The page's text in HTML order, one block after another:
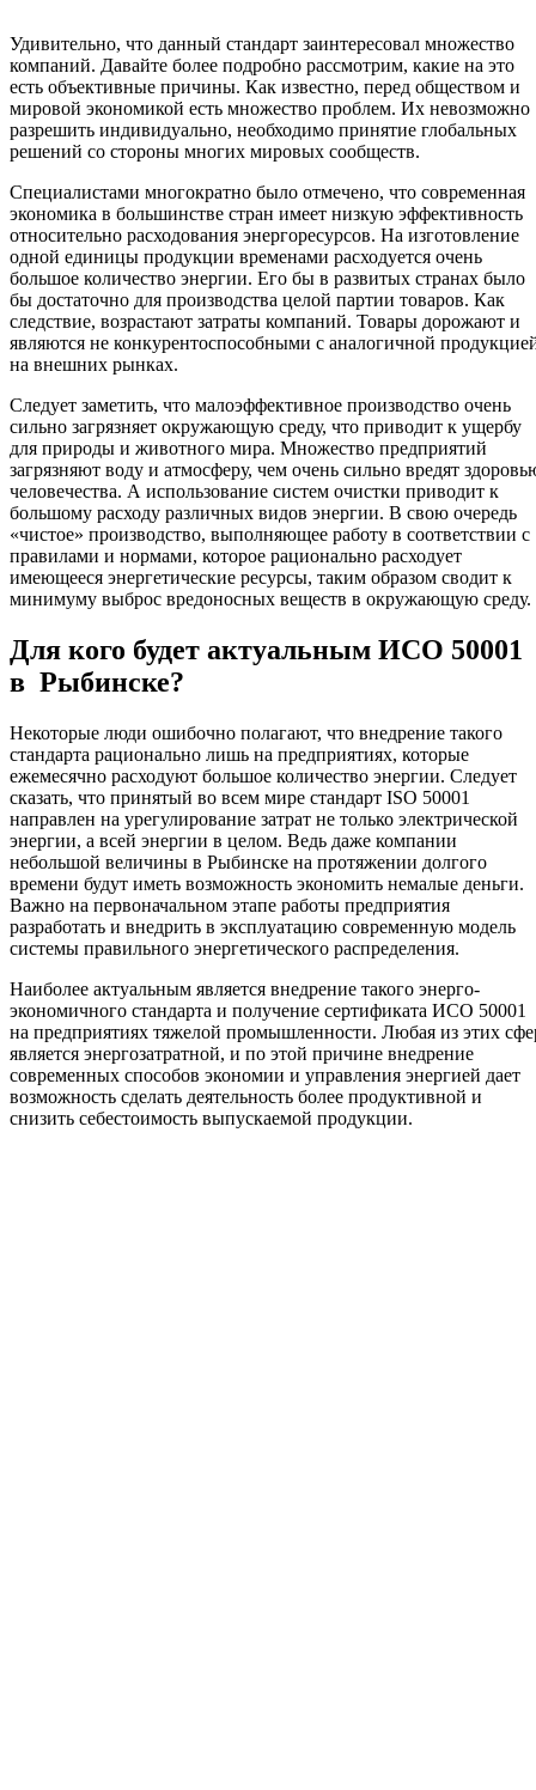
Удивительно, что данный стандарт заинтересовал множество
компаний. Давайте более подробно рассмотрим, какие на это
есть объективные причины. Как известно, перед обществом и
мировой экономикой есть множество проблем. Их невозможно
разрешить индивидуально, необходимо принятие глобальных
решений со стороны многих мировых сообществ.
Специалистами многократно было отмечено, что современная
экономика в большинстве стран имеет низкую эффективность
относительно расходования энергоресурсов. На изготовление
одной единицы продукции временами расходуется очень
большое количество энергии. Его бы в развитых странах было
бы достаточно для производства целой партии товаров. Как
следствие, возрастают затраты компаний. Товары дорожают и
являются не конкурентоспособными с аналогичной
на внешних рынках.
Следует заметить, что малоэффективное производство очень
сильно загрязняет окружающую среду, что приводит к ущербу
для природы и животного мира. Множество предприятий
загрязняют воду и атмосферу, чем очень сильно вредят
человечества. А использование систем очистки приводит к
большому расходу различных видов энергии. В свою очередь
«чистое» производство, выполняющее работу в соответствии с
правилами и нормами, которое рационально расходует
имеющееся энергетические ресурсы, таким образом сводит к
минимуму выброс вредоносных веществ в окружающую среду.
Для кого будет актуальным ИСО 50001
в Рыбинске?
Некоторые люди ошибочно полагают, что внедрение такого
стандарта рационально лишь на предприятиях, которые
ежемесячно расходуют большое количество энергии. Следует
сказать, что принятый во всем мире стандарт ISO 50001
направлен на урегулирование затрат не только электрической
энергии, а всей энергии в целом. Ведь даже компании
небольшой величины в Рыбинске на протяжении долгого
времени будут иметь возможность экономить немалые деньги.
Важно на первоначальном этапе работы предприятия
разработать и внедрить в эксплуатацию современную модель
системы правильного энергетического распределения.
Наиболее актуальным является внедрение такого энерго-
экономичного стандарта и получение сертификата ИСО 50001
на предприятиях тяжелой промышленности. Любая из этих
является энергозатратной, и по этой причине внедрение
современных способов экономии и управления энергией дает
возможность сделать деятельность более продуктивной и
снизить себестоимость выпускаемой продукции.